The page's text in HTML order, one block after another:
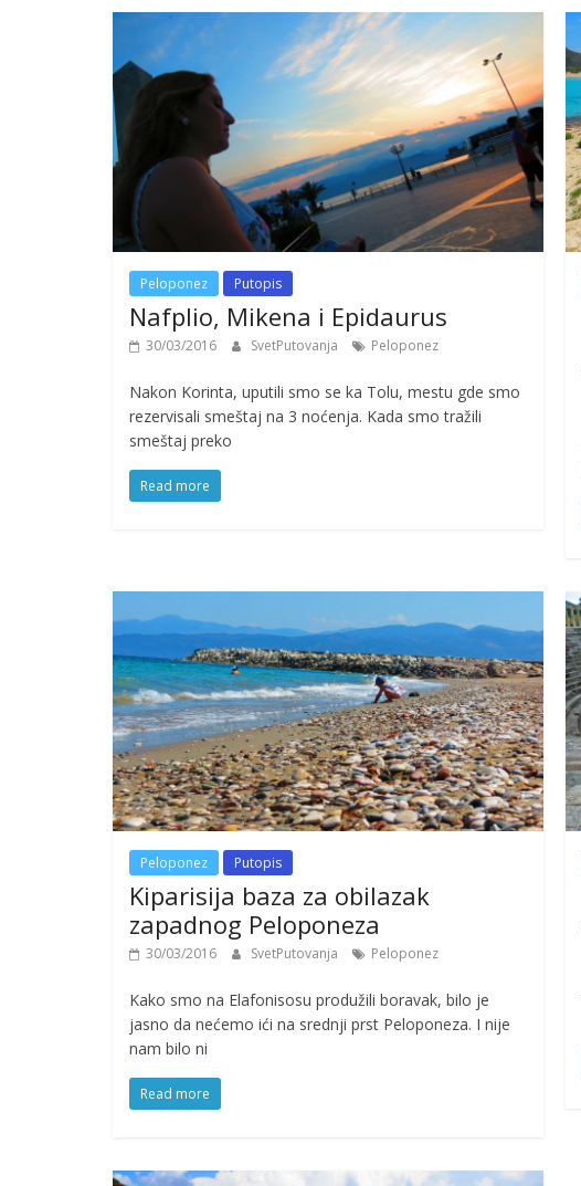
Peloponez Putopis
Nafplio, Mikena i Epidaurus
30/03/2016 SvetPutovanja Peloponez
Nakon Korinta, uputili smo se ka Tolu, mestu gde smo
rezervisali smeštaj na 3 noćenja. Kada smo tražili
smeštaj preko
Read more
Peloponez Putopis
Kiparisija baza za obilazak
zapadnog Peloponeza
30/03/2016 SvetPutovanja Peloponez
Kako smo na Elafonisosu produžili boravak, bilo je
jasno da nećemo ići na srednji prst Peloponeza. I nije
nam bilo ni
Read more